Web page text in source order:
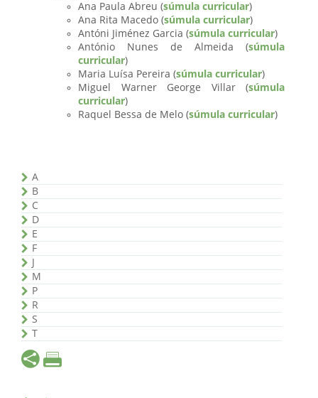
Ana Paula Abreu (súmula curricular)
Ana Rita Macedo (súmula curricular)
Antóni Jiménez Garcia (súmula curricular)
António Nunes de Almeida (súmula
curricular)
Maria Luísa Pereira (súmula curricular)
Miguel Warner George Villar (súmula
curricular)
Raquel Bessa de Melo (súmula curricular)
A
B
C
D
E
F
J
M
P
R
S
T